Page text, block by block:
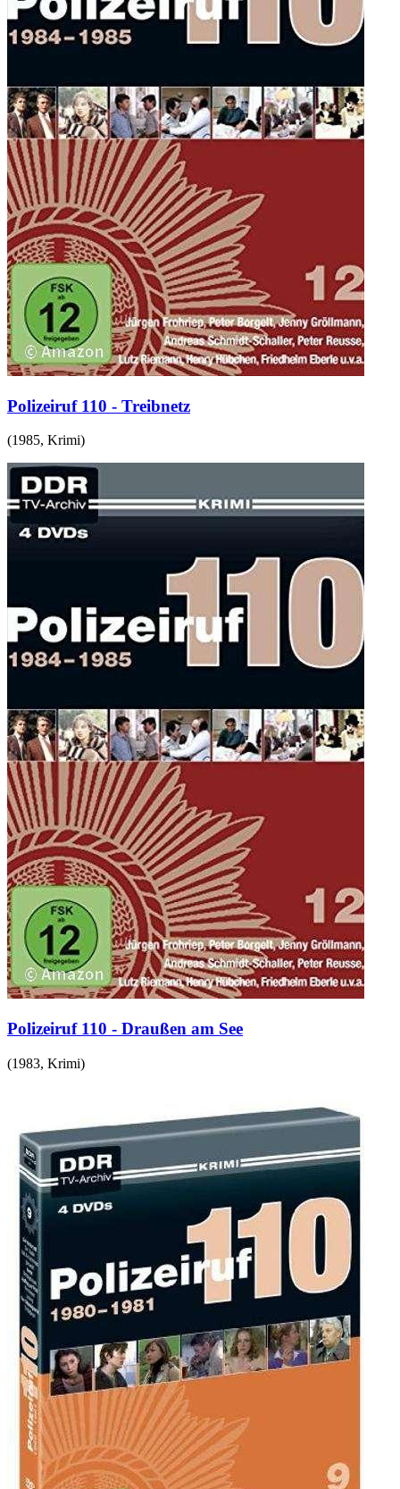
Polizeiruf 110 - Treibnetz
(1985, Krimi)
Polizeiruf 110 - Draußen am See
(1983, Krimi)